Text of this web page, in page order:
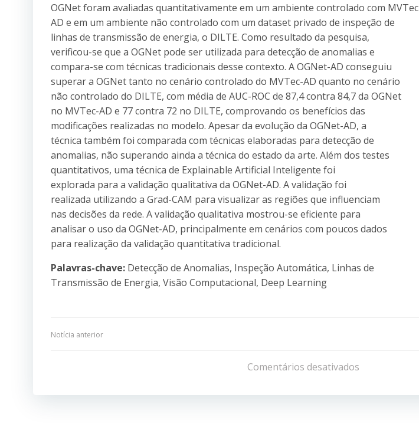
OGNet foram avaliadas quantitativamente em um ambiente controlado com MVTec
AD e em um ambiente não controlado com um dataset privado de inspeção de
linhas de transmissão de energia, o DILTE. Como resultado da pesquisa,
verificou-se que a OGNet pode ser utilizada para detecção de anomalias e
compara-se com técnicas tradicionais desse contexto. A OGNet-AD conseguiu
superar a OGNet tanto no cenário controlado do MVTec-AD quanto no cenário
não controlado do DILTE, com média de AUC-ROC de 87,4 contra 84,7 da OGNet
no MVTec-AD e 77 contra 72 no DILTE, comprovando os benefícios das
modificações realizadas no modelo. Apesar da evolução da OGNet-AD, a
técnica também foi comparada com técnicas elaboradas para detecção de
anomalias, não superando ainda a técnica do estado da arte. Além dos testes
quantitativos, uma técnica de Explainable Artificial Inteligente foi
explorada para a validação qualitativa da OGNet-AD. A validação foi
realizada utilizando a Grad-CAM para visualizar as regiões que influenciam
nas decisões da rede. A validação qualitativa mostrou-se eficiente para
analisar o uso da OGNet-AD, principalmente em cenários com poucos dados
para realização da validação quantitativa tradicional.
Palavras-chave: Detecção de Anomalias, Inspeção Automática, Linhas de
Transmissão de Energia, Visão Computacional, Deep Learning
Navegação
Post
Notícia anterior
de
Post
Comentários desativados